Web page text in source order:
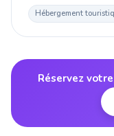
Hébergement
Réservez